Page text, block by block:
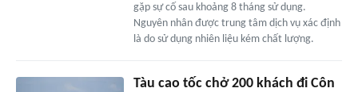
gặp sự cố sau khoảng 8 tháng sử dụng.
Nguyên nhân được trung tâm dịch vụ xác định
là do sử dụng nhiên liệu kém chất lượng.
Tàu cao tốc chở 200 khách đi Côn